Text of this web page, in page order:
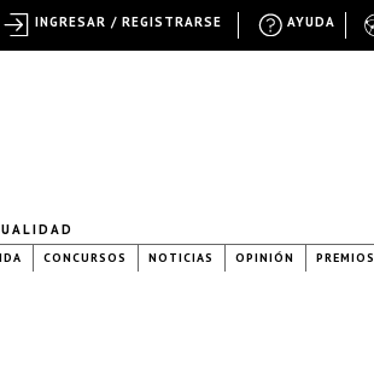
CONCURSOS NOTICIAS OPINIÓN PREMIOS
AYUDA
INGRESAR / REGISTRARSE